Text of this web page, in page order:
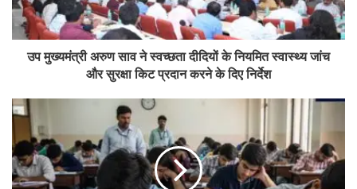
उप मुख्यमंत्री अरुण साव ने स्वच्छता दीदियों के नियमित स्वास्थ्य जांच
और सुरक्षा किट प्रदान करने के दिए निर्देश